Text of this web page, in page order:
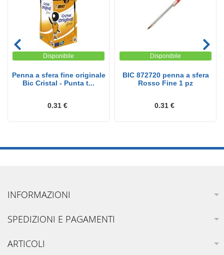
Disponibile
Penna a sfera fine originale
Bic Cristal - Punta t...
0.31 €
Disponibile
BIC 872720 penna a sfera
Rosso Fine 1 pz
0.31 €
INFORMAZIONI
SPEDIZIONI E PAGAMENTI
ARTICOLI